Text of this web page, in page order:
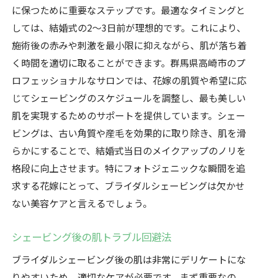
に保つために重要なステップです。最適なタイミングと
しては、結婚式の2〜3日前が理想的です。これにより、
施術後の赤みや刺激を最小限に抑えながら、肌が落ち着
く時間を適切に取ることができます。群馬県高崎市のプ
ロフェッショナルなサロンでは、花嫁の肌質や希望に応
じてシェービングのスケジュールを調整し、最も美しい
肌を実現するためのサポートを提供しています。シェー
ビングは、古い角質や産毛を効果的に取り除き、肌を滑
らかにすることで、結婚式当日のメイクアップのノリを
格段に向上させます。特にフォトジェニックな瞬間を追
求する花嫁にとって、ブライダルシェービングは欠かせ
ない美容ケアと言えるでしょう。
シェービング後の肌トラブル回避法
ブライダルシェービング後の肌は非常にデリケートにな